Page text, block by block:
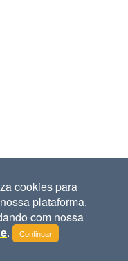
cookies para
plataforma.
com nossa
. Continuar